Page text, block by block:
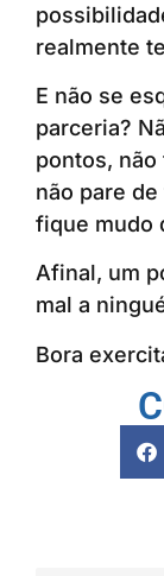
realmente
E não se
parceria?
pontos,
não pare
fique mudo
Afinal, um
mal a
Bora